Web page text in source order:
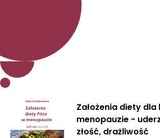
Założenia diety
menopauzie -
złość, drażliwość